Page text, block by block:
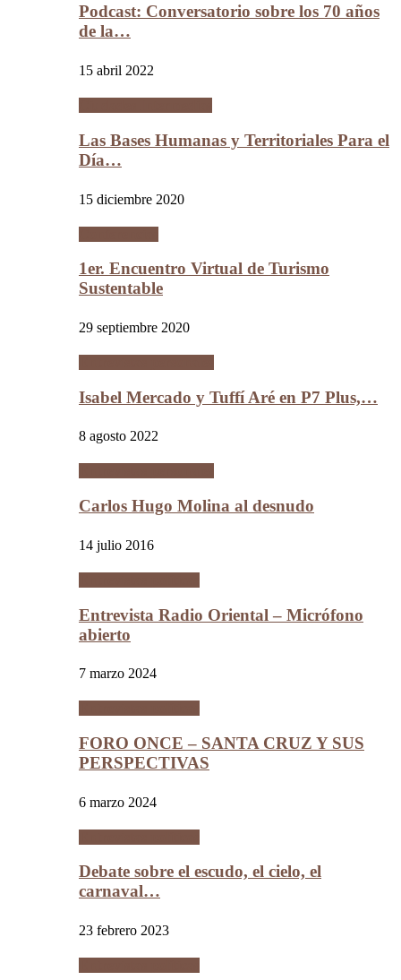
Podcast: Conversatorio sobre los 70 años
de la…
15 abril 2022
Las Bases Humanas y Territoriales Para el
Día…
15 diciembre 2020
1er. Encuentro Virtual de Turismo
Sustentable
29 septiembre 2020
Isabel Mercado y Tuffí Aré en P7 Plus,…
8 agosto 2022
Carlos Hugo Molina al desnudo
14 julio 2016
Entrevista Radio Oriental – Micrófono
abierto
7 marzo 2024
FORO ONCE – SANTA CRUZ Y SUS
PERSPECTIVAS
6 marzo 2024
Debate sobre el escudo, el cielo, el
carnaval…
23 febrero 2023